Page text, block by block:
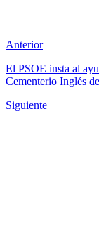
Anterior
El PSOE insta al
Cementerio Inglés
Siguiente